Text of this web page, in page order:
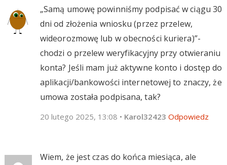
„Samą umowę powinniśmy podpisać w ciągu 30
dni od złożenia wniosku (przez przelew,
wideorozmowę lub w obecności kuriera)”-
chodzi o przelew weryfikacyjny przy otwieraniu
konta? Jeśli mam już aktywne konto i dostęp do
aplikacji/bankowości internetowej to znaczy, że
umowa została podpisana, tak?
20 lutego 2025, 13:08 • Karol32423 Odpowiedz
Wiem, że jest czas do końca miesiąca, ale